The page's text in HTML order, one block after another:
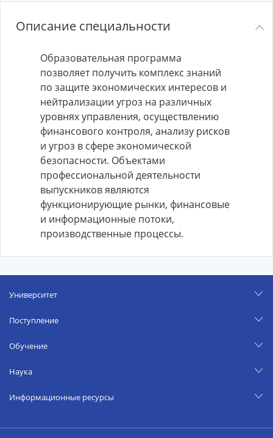
Описание специальности
Образовательная программа
позволяет получить комплекс знаний
по защите экономических интересов и
нейтрализации угроз на различных
уровнях управления, осуществлению
финансового контроля, анализу рисков
и угроз в сфере экономической
безопасности. Объектами
профессиональной деятельности
выпускников являются
функционирующие рынки, финансовые
и информационные потоки,
производственные процессы.
Университет
Поступление
Обучение
Наука
Информационные ресурсы